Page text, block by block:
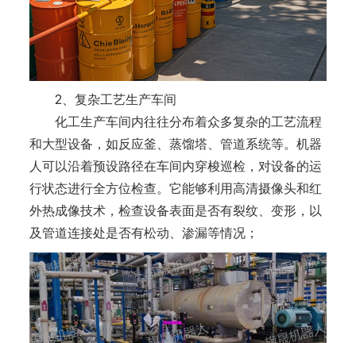
2、复杂工艺生产车间
化工生产车间内往往分布着众多复杂的工艺流程
和大型设备，如反应釜、蒸馏塔、管道系统等。机器
人可以沿着预设路径在车间内穿梭巡检，对设备的运
行状态进行全方位检查。它能够利用高清摄像头和红
外热成像技术，检查设备表面是否有裂纹、变形，以
及管道连接处是否有松动、渗漏等情况；